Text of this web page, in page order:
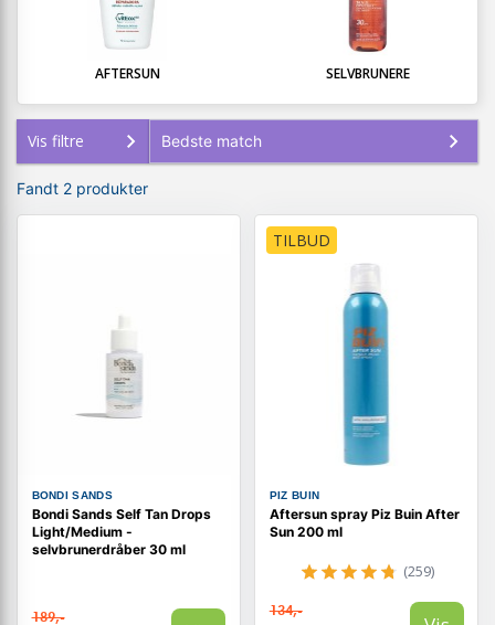
AFTERSUN SELVBRUNERE
Vis filtre
Fandt 2 produkter
BONDI SANDS
Bondi Sands Self Tan Drops
Light/Medium -
selvbrunerdråber 30 ml
189,-
TILBUD
PIZ BUIN
Aftersun spray Piz Buin After
Sun 200 ml
(259)
134,-